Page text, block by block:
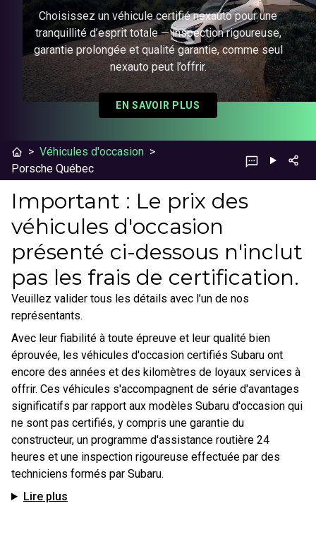
Choisissez un véhicule certifié nexauto pour une
tranquillité d’esprit totale — inspection rigoureuse,
garantie prolongée et qualité garantie, comme seul
nexauto peut l’offrir.
EN SAVOIR PLUS
> Véhicules d'occasion >
Porsche Québec
Important : Le prix des
véhicules d'occasion
présenté ci-dessous n'inclut
pas les frais de certification.
Veuillez valider tous les détails avec l’un de nos
représentants.
Avec leur fiabilité à toute épreuve et leur qualité bien
éprouvée, les véhicules d'occasion certifiés Subaru ont
encore des années et des kilomètres de loyaux services à
offrir. Ces véhicules s'accompagnent de série d'avantages
significatifs par rapport aux modèles Subaru d'occasion qui
ne sont pas certifiés, y compris une garantie du
constructeur, un programme d'assistance routière 24
heures et une inspection rigoureuse effectuée par des
techniciens formés par Subaru.
Lire plus